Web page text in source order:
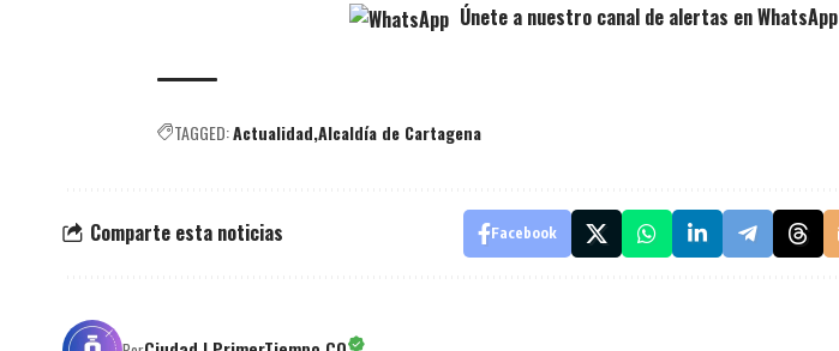
Únete a nuestro canal de alertas en WhatsApp
TAGGED:Actualidad Alcaldía de Cartagena
Comparte esta noticias Facebook